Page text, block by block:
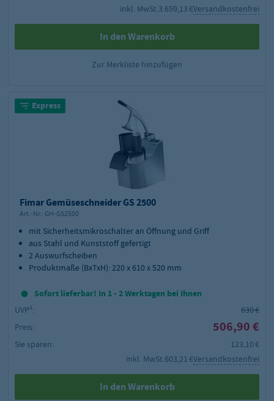
inkl. MwSt.3.659,13 €Versandkostenfrei
In den Warenkorb
Zur Merkliste hinzufügen
Express
Fimar Gemüseschneider GS 2500
Art.-Nr.: GH-GS2500
mit Sicherheitsmikroschalter an Öffnung und Griff
aus Stahl und Kunststoff gefertigt
2 Auswurfscheiben
Produktmaße (BxTxH): 220 x 610 x 520 mm
Sofort lieferbar! In 1 - 2 Werktagen bei Ihnen
UVP²:
630 €
Preis:
506,90 €
Sie sparen:
123,10 €
inkl. MwSt.603,21 €Versandkostenfrei
In den Warenkorb